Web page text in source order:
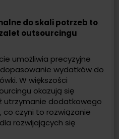
do skali potrzeb to
outsourcingu
umożliwia precyzyjne
wydatków do
W większości
okazują się
utrzymanie dodatkowego
co czyni to rozwiązanie
rozwijających się